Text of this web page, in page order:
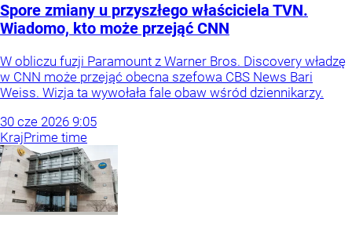
Spore zmiany u przyszłego właściciela TVN.
Wiadomo, kto może przejąć CNN
W obliczu fuzji Paramount z Warner Bros. Discovery władzę
w CNN może przejąć obecna szefowa CBS News Bari
Weiss. Wizja ta wywołała fale obaw wśród dziennikarzy.
30 cze 2026 9:05
KrajPrime time